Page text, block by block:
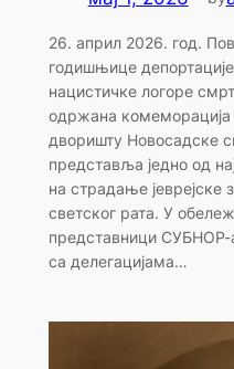
26. април 2026. год.
годишњице
нацистичке логоре
одржана
дворишту Новосадске
представља једно од
на страдање јеврејске
светског рата. У
представници СУБНОР-
са делегацијама…